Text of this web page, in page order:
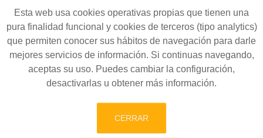
Esta web usa cookies operativas propias que tienen una
pura finalidad funcional y cookies de terceros (tipo analytics)
que permiten conocer sus hábitos de navegación para darle
mejores servicios de información. Si continuas navegando,
aceptas su uso. Puedes cambiar la configuración,
desactivarlas u obtener más información.
CERRAR